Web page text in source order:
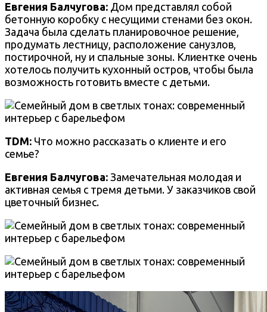
Евгения Балчугова: Дом представлял собой
бетонную коробку с несущими стенами без окон.
Задача была сделать планировочное решение,
продумать лестницу, расположение санузлов,
постирочной, ну и спальные зоны. Клиентке очень
хотелось получить кухонный остров, чтобы была
возможность готовить вместе с детьми.
TDM: Что можно рассказать о клиенте и его
семье?
Евгения Балчугова: Замечательная молодая и
активная семья с тремя детьми. У заказчиков свой
цветочный бизнес.